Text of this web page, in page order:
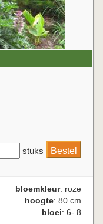
stuks
bloemkleur: roze
hoogte: 80 cm
bloei: 6- 8